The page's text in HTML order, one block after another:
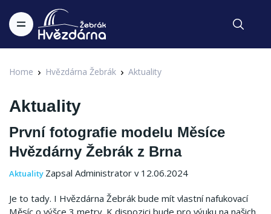
Home Hvězdárna Žebrák Aktuality
Aktuality
První fotografie modelu Měsíce
Hvězdárny Žebrák z Brna
Aktuality Zapsal Administrator v 12.06.2024
Je to tady. I Hvězdárna Žebrák bude mít vlastní nafukovací
Měsíc o výšce 3 metry. K dispozici bude pro výuku na našich